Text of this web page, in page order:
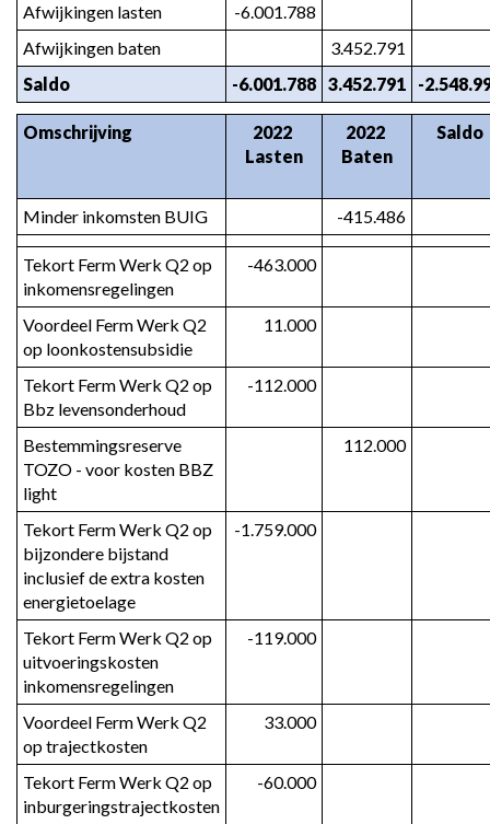
Programma
Sociaal
domein
programma
Afwijkingen lasten
-6.001.788
Afwijkingen baten
3.452.791
Saldo
-6.001.788 3.452.791 -
Omschrijving
2022
Lasten
2022
Baten
Saldo
Minder inkomsten BUIG -415.486
Tekort Ferm Werk Q2 op
inkomensregelingen
-463.000
Voordeel Ferm Werk Q2
op loonkostensubsidie
11.000
Tekort Ferm Werk Q2 op
Bbz levensonderhoud
-112.000
Bestemmingsreserve
TOZO - voor kosten BBZ
light
112.000
Tekort Ferm Werk Q2 op
bijzondere bijstand
inclusief de extra kosten
energietoelage
-1.759.000
Tekort Ferm Werk Q2 op
uitvoeringskosten
inkomensregelingen
-119.000
Voordeel Ferm Werk Q2
op trajectkosten
33.000
Tekort Ferm Werk Q2 op
inburgeringstrajectkosten
-60.000